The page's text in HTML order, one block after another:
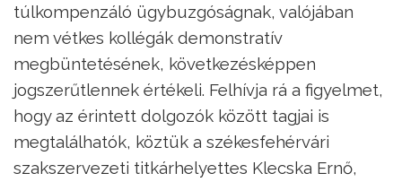
túlkompenzáló ügybuzgóságnak, valójában
nem vétkes kollégák demonstratív
megbüntetésének, következésképpen
jogszerűtlennek értékeli. Felhívja rá a figyelmet,
hogy az érintett dolgozók között tagjai is
megtalálhatók, köztük a székesfehérvári
szakszervezeti titkárhelyettes Klecska Ernő,